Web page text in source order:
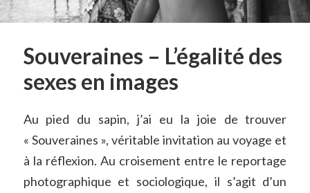
Souveraines – L’égalité des
sexes en images
Au pied du sapin, j’ai eu la joie de trouver
« Souveraines », véritable invitation au voyage et
à la réflexion. Au croisement entre le reportage
photographique et sociologique, il s’agit d’un